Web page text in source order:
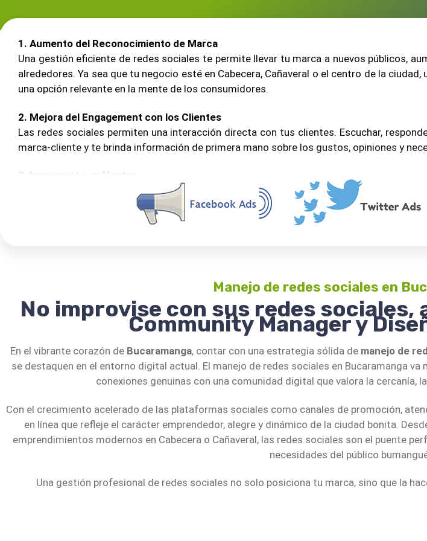
tendencias
elementos
intereses y
reels
6.
comentarios
7. Análisis
Usamos
Analytics y
cómo
y ajustamos
El manejo de
conectamos
campañas
contenido.
1. Aumento del Reconocimiento de Marca
Una gestión eficiente de redes sociales te permite llevar tu marca a nuevos públicos,
alrededores. Ya sea que tu negocio esté en Cabecera, Cañaveral o el centro de la
una opción relevante en la mente de los consumidores.
2. Mejora del Engagement con los Clientes
Las redes sociales permiten una interacción directa con tus clientes. Escuchar,
marca-cliente y te brinda información de primera mano sobre los gustos, opiniones y
3. Incremento en Ventas
Con campañas bien diseñadas, contenido atractivo y llamados a la acción estratégicos,
La administración profesional de tus redes sociales ayuda a crear embudos de venta
tiendas físicas como en eCommerce.
contenido, qué publicaciones generan más interacción, y en qué horarios tu audiencia
para optimizar tus recursos y mejorar tus resultados.
5. Posicionamiento Competitivo en el Mercado de Bucaramanga
Destacar en una ciudad tan competitiva como Bucaramanga requiere estrategia. Una
permite diferenciarte, mostrar lo que hace única a tu marca y adaptarte a las tendencias
Manejo de redes sociales en
No improvise con sus redes
Community Manager y
En el vibrante corazón de Bucaramanga, contar con una estrategia sólida de manejo de
se destaquen en el entorno digital actual. El manejo de redes sociales en Bucaramanga
conexiones genuinas con una comunidad digital que valora la cercanía,
Con el crecimiento acelerado de las plataformas sociales como canales de promoción,
en línea que refleje el carácter emprendedor, alegre y dinámico de la ciudad bonita.
emprendimientos modernos en Cabecera o Cañaveral, las redes sociales son el puente
necesidades del público
Una gestión profesional de redes sociales no solo posiciona tu marca, sino que la